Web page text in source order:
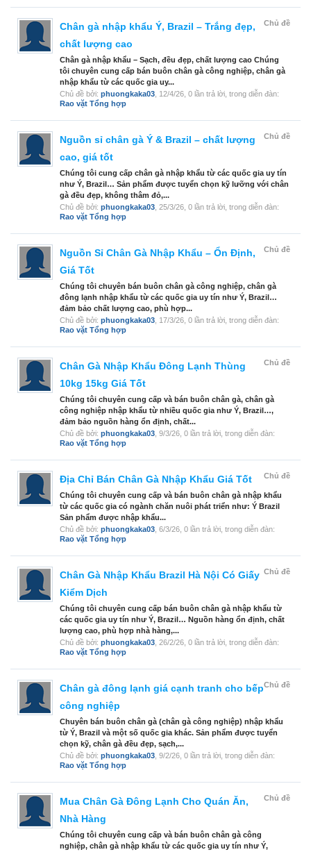
Chủ đề
Chân gà nhập khẩu Ý, Brazil – Trắng đẹp,
chất lượng cao
Chân gà nhập khẩu – Sạch, đều đẹp, chất lượng cao Chúng
tôi chuyên cung cấp bán buôn chân gà công nghiệp, chân gà
nhập khẩu từ các quốc gia uy...
Chủ đề bởi: phuongkaka03 12/4/26 , 0 lần trả lời, trong diễn đàn:
Rao vặt Tổng hợp
Chủ đề
Nguồn sỉ chân gà Ý & Brazil – chất lượng
cao, giá tốt
Chúng tôi cung cấp chân gà nhập khẩu từ các quốc gia uy tín
như Ý, Brazil… Sản phẩm được tuyển chọn kỹ lưỡng với chân
gà đều đẹp, không thâm đỏ,...
Chủ đề bởi: phuongkaka03 25/3/26 , 0 lần trả lời, trong diễn đàn:
Rao vặt Tổng hợp
Chủ đề
Nguồn Sỉ Chân Gà Nhập Khẩu – Ổn Định,
Giá Tốt
Chúng tôi chuyên bán buôn chân gà công nghiệp, chân gà
đông lạnh nhập khẩu từ các quốc gia uy tín như Ý, Brazil…
đảm bảo chất lượng cao, phù hợp...
Chủ đề bởi: phuongkaka03 17/3/26 , 0 lần trả lời, trong diễn đàn:
Rao vặt Tổng hợp
Chủ đề
Chân Gà Nhập Khẩu Đông Lạnh Thùng
10kg 15kg Giá Tốt
Chúng tôi chuyên cung cấp và bán buôn chân gà, chân gà
công nghiệp nhập khẩu từ nhiều quốc gia như Ý, Brazil…,
đảm bảo nguồn hàng ổn định, chất...
Chủ đề bởi: phuongkaka03 9/3/26 , 0 lần trả lời, trong diễn đàn:
Rao vặt Tổng hợp
Chủ đề
Địa Chỉ Bán Chân Gà Nhập Khẩu Giá Tốt
Chúng tôi chuyên cung cấp và bán buôn chân gà nhập khẩu
từ các quốc gia có ngành chăn nuôi phát triển như: Ý Brazil
Sản phẩm được nhập khẩu...
Chủ đề bởi: phuongkaka03 6/3/26 , 0 lần trả lời, trong diễn đàn:
Rao vặt Tổng hợp
Chủ đề
Chân Gà Nhập Khẩu Brazil Hà Nội Có Giấy
Kiểm Dịch
Chúng tôi chuyên cung cấp bán buôn chân gà nhập khẩu từ
các quốc gia uy tín như Ý, Brazil… Nguồn hàng ổn định, chất
lượng cao, phù hợp nhà hàng,...
Chủ đề bởi: phuongkaka03 26/2/26 , 0 lần trả lời, trong diễn đàn:
Rao vặt Tổng hợp
Chủ đề
Chân gà đông lạnh giá cạnh tranh cho bếp
công nghiệp
Chuyên bán buôn chân gà (chân gà công nghiệp) nhập khẩu
từ Ý, Brazil và một số quốc gia khác. Sản phẩm được tuyển
chọn kỹ, chân gà đều đẹp, sạch,...
Chủ đề bởi: phuongkaka03 9/2/26 , 0 lần trả lời, trong diễn đàn:
Rao vặt Tổng hợp
Chủ đề
Mua Chân Gà Đông Lạnh Cho Quán Ăn,
Nhà Hàng
Chúng tôi chuyên cung cấp và bán buôn chân gà công
nghiệp, chân gà nhập khẩu từ các quốc gia uy tín như Ý,